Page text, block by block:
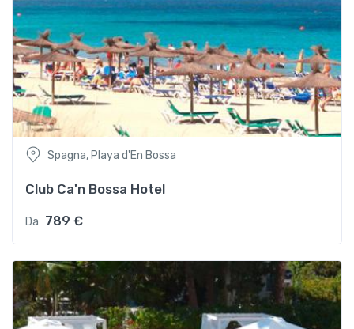
Spagna, Playa d'En Bossa
Club Ca'n Bossa Hotel
Da 789 €